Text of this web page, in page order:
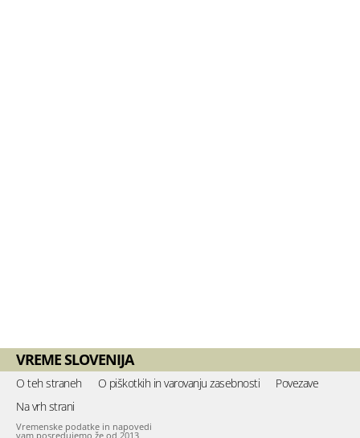
VREME SLOVENIJA
O teh straneh O piškotkih in varovanju zasebnosti
Povezave
Na vrh strani
Vremenske podatke in napovedi
vam posredujemo že od 2013